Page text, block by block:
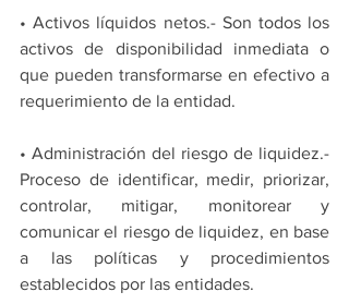
• Activos líquidos netos.- Son todos los
activos de disponibilidad inmediata o
que pueden transformarse en efectivo a
requerimiento de la entidad.
• Administración del riesgo de liquidez.-
Proceso de identificar, medir, priorizar,
controlar, mitigar, monitorear y
comunicar el riesgo de liquidez, en base
a las políticas y procedimientos
establecidos por las entidades.